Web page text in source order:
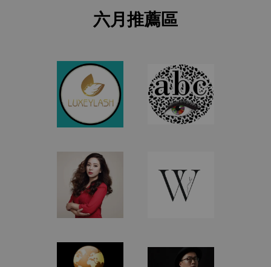
六月推薦區